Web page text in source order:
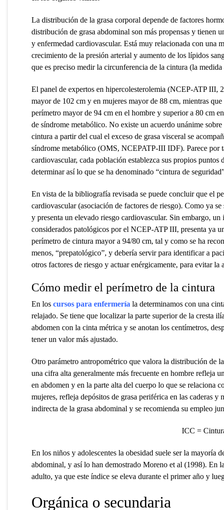
La distribución de la grasa corporal depende de factores
distribución de grasa abdominal son más propensas y
y enfermedad cardiovascular. Está muy relacionada con una
crecimiento de la presión arterial y aumento de los lípidos
que es preciso medir la circunferencia de la cintura (la
El panel de expertos en hipercolesterolemia (NCEP-ATP III,
mayor de 102 cm y en mujeres mayor de 88 cm, mientras que
perímetro mayor de 94 cm en el hombre y superior a 80 cm
de síndrome metabólico. No existe un acuerdo unánime
cintura a partir del cual el exceso de grasa visceral se
síndrome metabólico (OMS, NCEPATP-III IDF). Parece por
cardiovascular, cada población establezca sus propios
determinar así lo que se ha denominado “cintura de
En vista de la bibliografía revisada se puede concluir que el
cardiovascular (asociación de factores de riesgo). Como ya
y presenta un elevado riesgo cardiovascular. Sin embargo,
considerados patológicos por el NCEP-ATP III, presenta ya
perímetro de cintura mayor a 94/80 cm, tal y como se ha
menos, “prepatológico”, y debería servir para identificar a
otros factores de riesgo y actuar enérgicamente, para evitar
Cómo medir el perímetro de la cintura
En los cursos para enfermería la determinamos con una
relajado. Se tiene que localizar la parte superior de la cresta
abdomen con la cinta métrica y se anotan los centímetros,
tener un valor más ajustado.
Otro parámetro antropométrico que valora la distribución de
una cifra alta generalmente más frecuente en hombre refleja
en abdomen y en la parte alta del cuerpo lo que se relaciona
mujeres, refleja depósitos de grasa periférica en las caderas
indirecta de la grasa abdominal y se recomienda su empleo
ICC =
En los niños y adolescentes la obesidad suele ser la mayoría
abdominal, y así lo han demostrado Moreno et al (1998). En
adulto, ya que este índice se eleva durante el primer año y
Orgánica o secundaria